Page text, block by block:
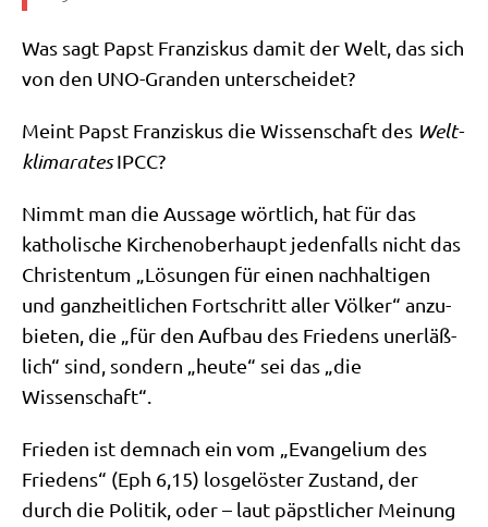
Was sagt Papst Fran­zis­kus damit der Welt, das sich
von den UNO-Gran­den unterscheidet?
Meint Papst Fran­zis­kus die Wis­sen­schaft des Welt­
kli­ma­ra­tesIPCC?
Nimmt man die Aus­sa­ge wört­lich, hat für das
katho­li­sche Kir­chen­ober­haupt jeden­falls nicht das
Chri­sten­tum „Lösun­gen für einen nach­hal­ti­gen
und ganz­heit­li­chen Fort­schritt aller Völ­ker“ anzu­
bie­ten, die „für den Auf­bau des Frie­dens uner­läß­
lich“ sind, son­dern „heu­te“ sei das „die
Wissenschaft“.
Frie­den ist dem­nach ein vom „Evan­ge­li­um des
Frie­dens“ (Eph 6,15) los­ge­lö­ster Zustand, der
durch die Poli­tik, oder – laut päpst­li­cher Mei­nung